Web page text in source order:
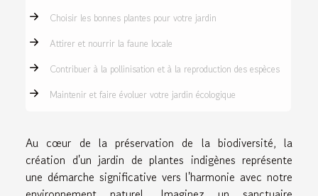
Choisir les bonnes plantes pour votre jardin
Attirer et nourrir la faune locale
Contribuer à la pollinisation et à la reproduction des espèces
Maintenir et faire évoluer votre jardin écologique
Au cœur de la préservation de la biodiversité, la
création d'un jardin de plantes indigènes représente
une démarche significative vers l'harmonie avec notre